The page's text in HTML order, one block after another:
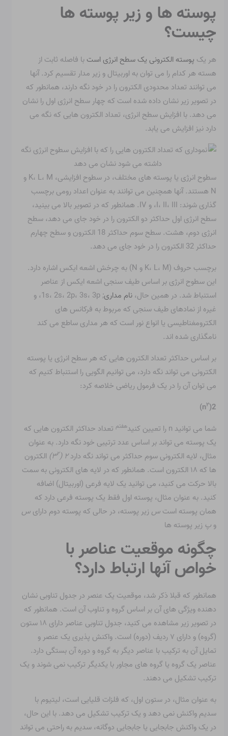
پوسته ها و زیر پوسته ها
چیست؟
هر یک پوسته الکترونی یک سطح انرژی است با فاصله ثابت از
هسته هر کدام را می توان به اوربیتال و زیر مدار تقسیم کرد. آنها
می توانند تعداد محدودی الکترون را در خود نگه دارند، همانطور که
در تصویر زیر نشان داده شده است که چهار سطح انرژی اول را نشان
می دهد. با افزایش سطح انرژی، تعداد الکترون هایی که نگه می
دارد نیز افزایش می یابد.
سطوح انرژی یا پوسته های مختلف، در سطوح افزایشی، K، L، M و
N هستند. آنها همچنین می توانند به عنوان اعداد رومی برچسب
گذاری شوند: I، II، III، و IV. همانطور که در تصویر بالا می بینید،
سطح انرژی اول حداکثر دو الکترون را در خود جای می دهد، سطح
انرژی دوم، هشت. سطح سوم حداکثر 18 الکترون و سطح چهارم
حداکثر 32 الکترون را در خود جای می دهد.
برچسب حروف (K، L، M و N) به چرخش اشعه ایکس اشاره دارد.
این سطوح انرژی بر اساس طیف سنجی اشعه ایکس از عناصر
استنباط شد. در همین حال،نام مداری
; 1s، 2s، 2p، 3s، 3p، و
غیره از نمادهای طیف سنجی که مربوط به فرکانس های
الکترومغناطیسی یا انواع نور است که هر مداری ساطع می کند
نامگذاری شده اند.
بر اساس حداکثر تعداد الکترون هایی که هر سطح انرژی یا پوسته
الکترونی می تواند نگه دارد، می توانیم الگویی را استنباط کنیم که
می توان آن را در یک فرمول ریاضی خلاصه کرد:
2(n ۲ )
شما می توانید n را تعیین کنید
هفتم تعداد حداکثر الکترون هایی که
یک پوسته می تواند بر اساس عدد ترتیبی خود نگه دارد. به عنوان
مثال، لایه الکترونی سوم حداکثر می تواند نگه دارد۲ (۳ ۲ ) الکترون
ها که ۱۸ الکترون است. همانطور که در لایه های الکترونی به سمت
بالا حرکت می کنید، می توانید یک لایه فرعی (اوربیتال) اضافه
کنید. به عنوان مثال، پوسته اول فقط یک پوسته فرعی دارد که
همان پوسته استس زیر پوسته، در حالی که پوسته دوم دارایس
وپ زیر پوسته ها
چگونه موقعیت عناصر با
خواص آنها ارتباط دارد؟
همانطور که قبلا ذکر شد، موقعیت یک عنصر در جدول تناوبی نشان
دهنده ویژگی های آن بر اساس گروه و تناوب آن است. همانطور که
در تصویر زیر مشاهده می کنید، جدول تناوبی عناصر دارای ۱۸ ستون
(گروه) و دارای ۷ ردیف (دوره) است. واکنش پذیری یک عنصر و
تمایل آن به ترکیب با عناصر دیگر به گروه و دوره آن بستگی دارد.
عناصر یک گروه یا گروه های مجاور با یکدیگر ترکیب نمی شوند و یک
ترکیب تشکیل می دهند.
به عنوان مثال، در ستون اول، که فلزات قلیایی است، لیتیوم با
سدیم واکنش نمی دهد و یک ترکیب تشکیل می دهد. با این حال،
در یک واکنش جابجایی یا جابجایی دوگانه، سدیم به راحتی می تواند